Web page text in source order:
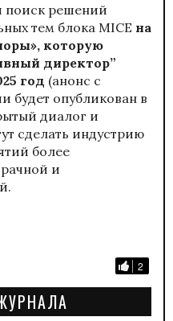
поиск решений
тем блока MICE на
которую
директор”
год (анонс с
будет опубликован в
диалог и
сделать индустрию
более
и
2